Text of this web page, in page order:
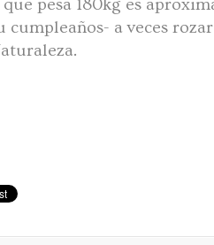
pesa 180kg es
cumpleaños- a veces